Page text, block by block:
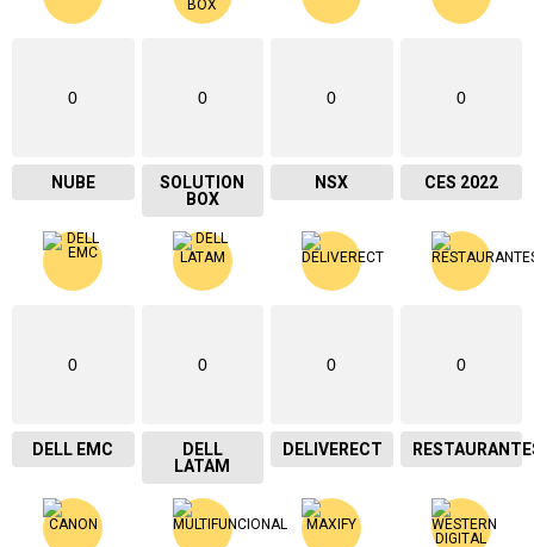
0
NUBE
0
SOLUTION
BOX
0
NSX
0
CES 2022
0
DELL EMC
0
DELL
LATAM
0
DELIVERECT
0